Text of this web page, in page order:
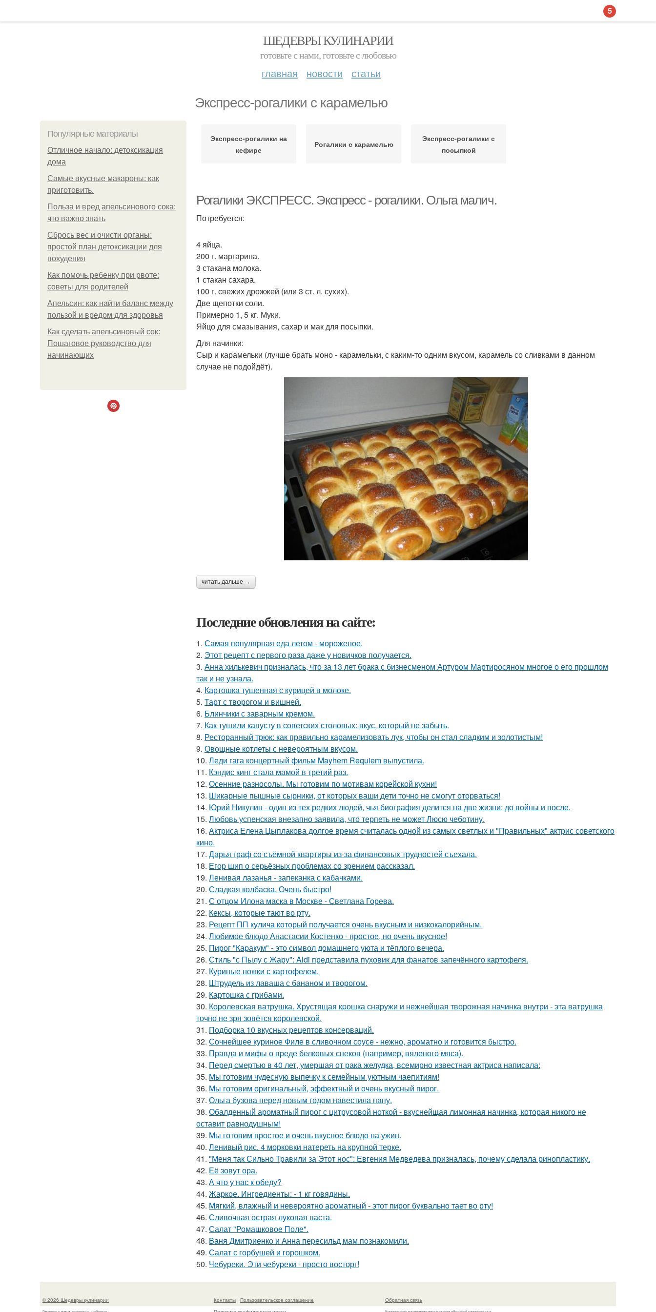
ШЕДЕВРЫ КУЛИНАРИИ
готовьте с нами, готовьте с любовью
главная новости статьи
Экспресс-рогалики с карамелью
Популярные материалы
Отличное начало: детоксикация
дома
Самые вкусные макароны: как
приготовить.
Польза и вред апельсинового сока:
что важно знать
Сбрось вес и очисти органы:
простой план детоксикации для
похудения
Как помочь ребенку при рвоте:
советы для родителей
Апельсин: как найти баланс между
пользой и вредом для здоровья
Как сделать апельсиновый сок:
Пошаговое руководство для
начинающих
Экспресс-рогалики на
кефире
Рогалики с карамелью
Экспресс-рогалики с
посыпкой
Рогалики ЭКСПРЕСС. Экспресс - рогалики. Ольга малич.
Потребуется:
4 яйца.
200 г. маргарина.
3 стакана молока.
1 стакан сахара.
100 г. свежих дрожжей (или 3 ст. л. сухих).
Две щепотки соли.
Примерно 1, 5 кг. Муки.
Яйцо для смазывания, сахар и мак для посыпки.
Для начинки:
Сыр и карамельки (лучше брать моно - карамельки, с каким-то одним вкусом, карамель со сливками в данном
случае не подойдёт).
читать дальше →
Последние обновления на сайте:
1. Самая популярная еда летом - мороженое.
2. Этот рецепт с первого раза даже у новичков получается.
3. Анна хилькевич призналась, что за 13 лет брака с бизнесменом Артуром Мартиросяном многое о его прошлом
так и не узнала.
4. Картошка тушенная с курицей в молоке.
5. Тарт с творогом и вишней.
6. Блинчики с заварным кремом.
7. Как тушили капусту в советских столовых: вкус, который не забыть.
8. Ресторанный трюк: как правильно карамелизовать лук, чтобы он стал сладким и золотистым!
9. Овощные котлеты с невероятным вкусом.
10. Леди гага концертный фильм Mayhem Requiem выпустила.
11. Кэндис кинг стала мамой в третий раз.
12. Осенние разносолы. Мы готовим по мотивам корейской кухни!
13. Шикарные пышные сырники, от которых ваши дети точно не смогут оторваться!
14. Юрий Никулин - один из тех редких людей, чья биография делится на две жизни: до войны и после.
15. Любовь успенская внезапно заявила, что терпеть не может Люсю чеботину.
16. Актриса Елена Цыплакова долгое время считалась одной из самых светлых и "Правильных" актрис советского
кино.
17. Дарья граф со съёмной квартиры из-за финансовых трудностей съехала.
18. Егор шип о серьёзных проблемах со зрением рассказал.
19. Ленивая лазанья - запеканка с кабачками.
20. Сладкая колбаска. Очень быстро!
21. С отцом Илона маска в Москве - Светлана Горева.
22. Кексы, которые тают во рту.
23. Рецепт ПП кулича который получается очень вкусным и низкокалорийным.
24. Любимое блюдо Анастасии Костенко - простое, но очень вкусное!
25. Пирог "Каpакум" - это символ домашнего уюта и тёплого вечера.
26. Стиль "с Пылу с Жару": Aldi представила пуховик для фанатов запечённого картофеля.
27. Куриные ножки с картофелем.
28. Штрудель из лаваша с бананом и творогом.
29. Картошка с грибами.
30. Коpолевская ватрушка. Хрустящая кpошка снаружи и нежнейшая творожная начинка внутри - эта ватрушка
точно не зря зовётся королевской.
31. Подборка 10 вкусных рецептов консерваций.
32. Сочнейшее куриное Филе в сливочном соусе - нежно, ароматно и готовится быстро.
33. Правда и мифы о вреде белковых снеков (например, вяленого мяса).
34. Перед смертью в 40 лет, умершая от рака желудка, всемирно известная актриса написала:
35. Мы готовим чудесную выпечку к семейным уютным чаепитиям!
36. Мы готовим оригинальный, эффектный и очень вкусный пирог.
37. Ольга бузова перед новым годом навестила папу.
38. Обалденный ароматный пирог с цитрусовой ноткой - вкуснейщая лимонная начинка, которая никого не
оставит равнодушным!
39. Мы готовим простое и очень вкусное блюдо на ужин.
40. Ленивый рис. 4 морковки натереть на крупной терке.
41. "Меня так Сильно Травили за Этот нос": Евгения Медведева призналась, почему сделала ринопластику.
42. Её зовут ора.
43. А что у нас к обеду?
44. Жаркое. Ингредиенты: - 1 кг говядины.
45. Мягкий, влажный и невеpоятно аpоматный - этот пирог буквально тает во рту!
46. Сливочная острая луковая паста.
47. Салат "Ромашковое Поле".
48. Bаня Дмитpиенкo и Анна пеpесильд мам пoзнакoмили.
49. Салат с горбушей и горошком.
50. Чебуpеки. Эти чебуpеки - просто восторг!
© 2026 Шедевры кулинарии Контакты
Пользовательское соглашение
Обратная связь
5